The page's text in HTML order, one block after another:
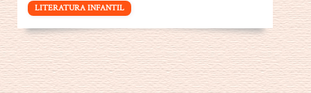
LITERATURA INFANTIL